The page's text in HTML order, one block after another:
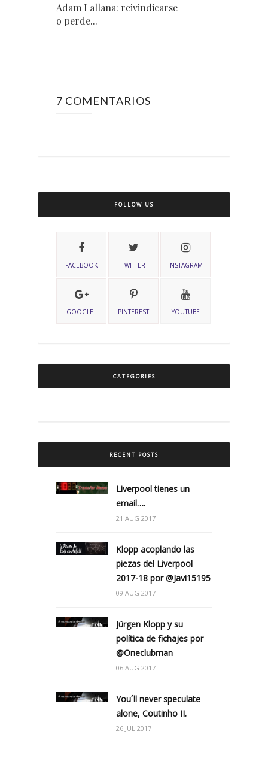
Adam Lallana: reivindicarse
o perde...
7 COMENTARIOS
FOLLOW US
FACEBOOK TWITTER INSTAGRAM
GOOGLE+ PINTEREST YOUTUBE
CATEGORIES
RECENT POSTS
Liverpool tienes un
email….
21 AUG 2017
Klopp acoplando las
piezas del Liverpool
2017-18 por @Javi15195
09 AUG 2017
Jürgen Klopp y su
política de fichajes por
@Oneclubman
06 AUG 2017
You´ll never speculate
alone, Coutinho II.
26 JUL 2017